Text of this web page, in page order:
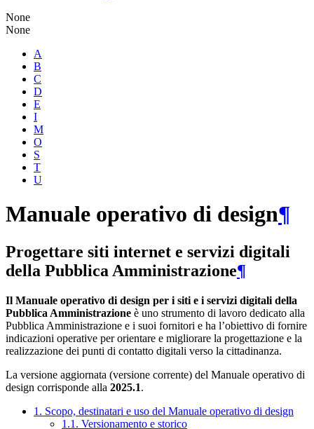
None
None
A
B
C
D
E
I
M
O
S
T
U
Manuale operativo di design¶
Progettare siti internet e servizi digitali
della Pubblica Amministrazione¶
Il Manuale operativo di design per i siti e i servizi digitali della
Pubblica Amministrazione è uno strumento di lavoro dedicato alla
Pubblica Amministrazione e i suoi fornitori e ha l’obiettivo di fornire
indicazioni operative per orientare e migliorare la progettazione e la
realizzazione dei punti di contatto digitali verso la cittadinanza.
La versione aggiornata (versione corrente) del Manuale operativo di
design corrisponde alla 2025.1.
1. Scopo, destinatari e uso del Manuale operativo di design
1.1. Versionamento e storico